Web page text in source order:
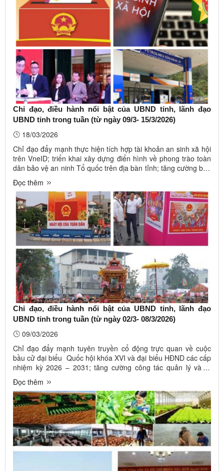
Chỉ đạo, điều hành nổi bật của UBND tỉnh, lãnh đạo
UBND tỉnh trong tuần (từ ngày 09/3- 15/3/2026)
18/03/2026
Chỉ đạo đẩy mạnh thực hiện tích hợp tài khoản an sinh xã hội
trên VneID; triển khai xây dựng điển hình về phong trào toàn
dân bảo vệ an ninh Tổ quốc trên địa bàn tỉnh; tăng cường bảo
đảm an toàn khi ứng dụng công nghệ thông tin trong công tác
kiểm phiếu bầu cử; thực hiện Chỉ thị số 02/CT-TTg ngày ...
Đọc thêm
Chỉ đạo, điều hành nổi bật của UBND tỉnh, lãnh đạo
UBND tỉnh trong tuần (từ ngày 02/3- 08/3/2026)
09/03/2026
Chỉ đạo đẩy mạnh tuyên truyền cổ động trực quan về cuộc
bầu cử đại biểu Quốc hội khóa XVI và đại biểu HĐND các cấp
nhiệm kỳ 2026 – 2031; tăng cường công tác quản lý và tổ
chức các lễ hội Xuân Bính Ngọ năm 2026; bảo đảm an toàn
thực phẩm trong kinh doanh thức ăn đường phố… là những
thông tin chỉ ...
Đọc thêm